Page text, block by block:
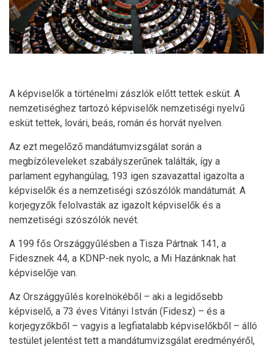
A képviselők a történelmi zászlók előtt tettek esküt. A
nemzetiséghez tartozó képviselők nemzetiségi nyelvű
esküt tettek, lovári, beás, román és horvát nyelven.
Az ezt megelőző mandátumvizsgálat során a
megbízóleveleket szabályszerűnek találták, így a
parlament egyhangúlag, 193 igen szavazattal igazolta a
képviselők és a nemzetiségi szószólók mandátumát. A
korjegyzők felolvasták az igazolt képviselők és a
nemzetiségi szószólók nevét.
A 199 fős Országgyűlésben a Tisza Pártnak 141, a
Fidesznek 44, a KDNP-nek nyolc, a Mi Hazánknak hat
képviselője van.
Az Országgyűlés korelnökéből – aki a legidősebb
képviselő, a 73 éves Vitányi István (Fidesz) – és a
korjegyzőkből – vagyis a legfiatalabb képviselőkből – álló
testület jelentést tett a mandátumvizsgálat eredményéről,